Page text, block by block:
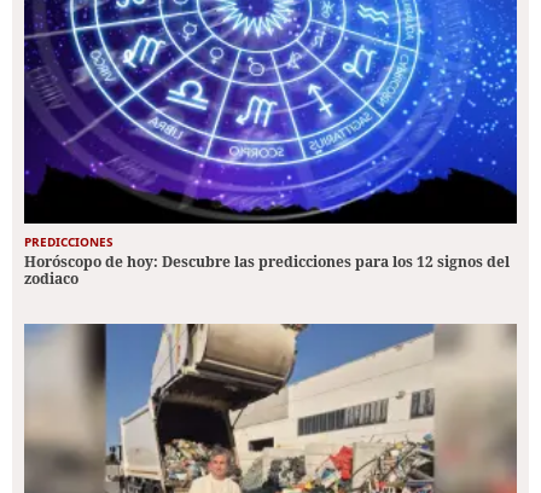
PREDICCIONES
Horóscopo de hoy: Descubre las predicciones para los 12 signos del
zodiaco